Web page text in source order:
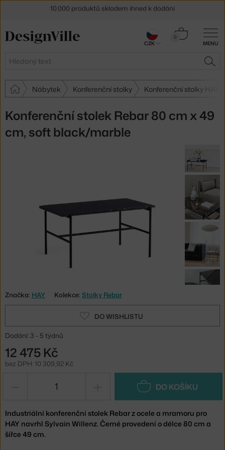
MENU
Hledat
0
Košík
Nábytek Konferenční stolky Konferenční stolky HAY
Konferenční stolek Rebar 80 cm x 49
cm, soft black/marble
Značka: HAY Kolekce: Stolky Rebar
DO WISHLISTU
Dodání: 3 - 5 týdnů
12 475 Kč
bez DPH: 10 309,92 Kč
DO KOŠÍKU
Industriální konferenční stolek Rebar z ocele a mramoru pro
HAY navrhl Sylvain Willenz. Černé provedení o délce 80 cm a
šířce 49 cm.
30 dní na vrácení zbožíCZK